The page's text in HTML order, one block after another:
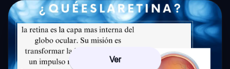
Ver